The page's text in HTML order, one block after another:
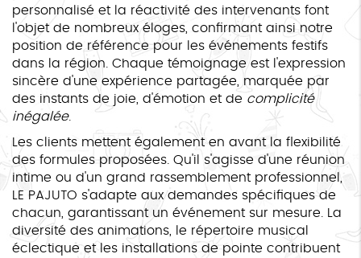
personnalisé et la réactivité des intervenants font
l'objet de nombreux éloges, confirmant ainsi notre
position de référence pour les événements festifs
dans la région. Chaque témoignage est l'expression
sincère d'une expérience partagée, marquée par
des instants de joie, d'émotion et de complicité
inégalée.
Les clients mettent également en avant la flexibilité
des formules proposées. Qu'il s'agisse d'une réunion
intime ou d'un grand rassemblement professionnel,
LE PAJUTO s'adapte aux demandes spécifiques de
chacun, garantissant un événement sur mesure. La
diversité des animations, le répertoire musical
éclectique et les installations de pointe contribuent